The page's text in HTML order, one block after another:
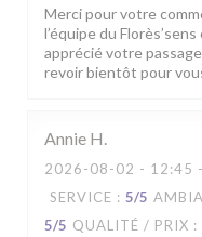
Merci pour votre
l’équipe du
apprécié votre
revoir bientôt pour
Annie H
2026-08-02 - 12:45
SERVICE : 5/5
5/5 QUALITÉ / PRIX :